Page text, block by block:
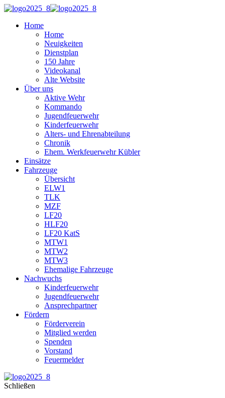
Home
Home
Neuigkeiten
Dienstplan
150 Jahre
Videokanal
Alte Website
Über uns
Aktive Wehr
Kommando
Jugendfeuerwehr
Kinderfeuerwehr
Alters- und Ehrenabteilung
Chronik
Ehem. Werkfeuerwehr Kübler
Einsätze
Fahrzeuge
Übersicht
ELW1
TLK
MZF
LF20
HLF20
LF20 KatS
MTW1
MTW2
MTW3
Ehemalige Fahrzeuge
Nachwuchs
Kinderfeuerwehr
Jugendfeuerwehr
Ansprechpartner
Fördern
Förderverein
Mitglied werden
Spenden
Vorstand
Feuermelder
Schließen